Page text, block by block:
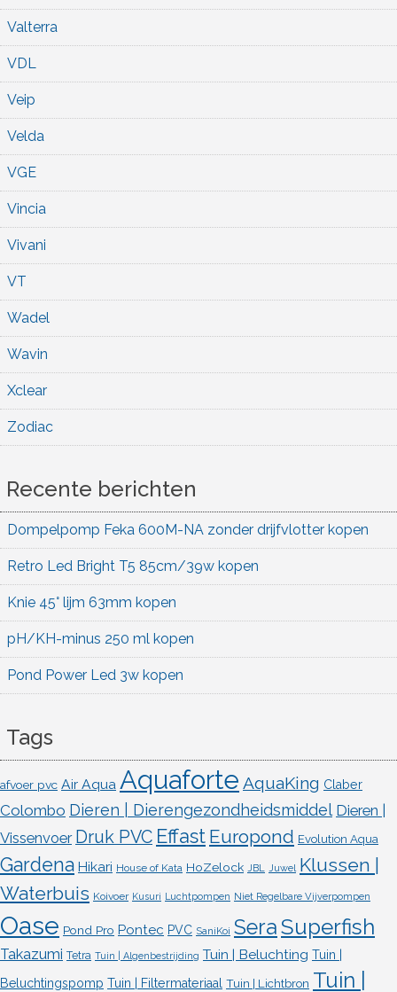
Valterra
VDL
Veip
Velda
VGE
Vincia
Vivani
VT
Wadel
Wavin
Xclear
Zodiac
Recente berichten
Dompelpomp Feka 600M-NA zonder drijfvlotter kopen
Retro Led Bright T5 85cm/39w kopen
Knie 45° lijm 63mm kopen
pH/KH-minus 250 ml kopen
Pond Power Led 3w kopen
Tags
afvoer pvc Air Aqua Aquaforte AquaKing Claber
Colombo Dieren | Dierengezondheidsmiddel Dieren |
Vissenvoer Druk PVC Effast Europond Evolution Aqua
Gardena Hikari House of Kata HoZelock JBL Juwel Klussen |
Waterbuis Koivoer Kusuri Luchtpompen Niet Regelbare Vijverpompen
Oase Pond Pro Pontec PVC SaniKoi SeraSuperfish
Takazumi Tetra Tuin | Algenbestrijding Tuin | Beluchting Tuin |
Beluchtingspomp Tuin | Filtermateriaal Tuin | Lichtbron Tuin |